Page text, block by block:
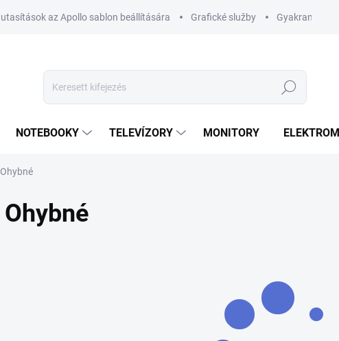
utasítások az Apollo sablon beállítására Grafické služby Gyakran
Keresés
NOTEBOOKY TELEVÍZORY MONITORY
Ohybné
Ohybné